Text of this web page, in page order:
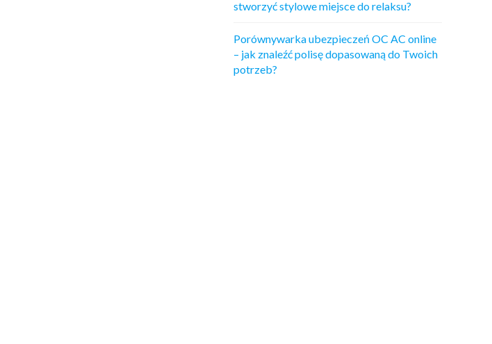
stworzyć stylowe miejsce do relaksu?
Porównywarka ubezpieczeń OC AC online
– jak znaleźć polisę dopasowaną do Twoich
potrzeb?